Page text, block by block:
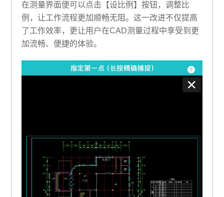
在测量界面便可以点击【设比例】按钮，调整比
例，让工作流程更加顺畅无阻。这一改进不仅提高
了工作效率，更让用户在CAD测量过程中享受到更
加流畅、便捷的体验。